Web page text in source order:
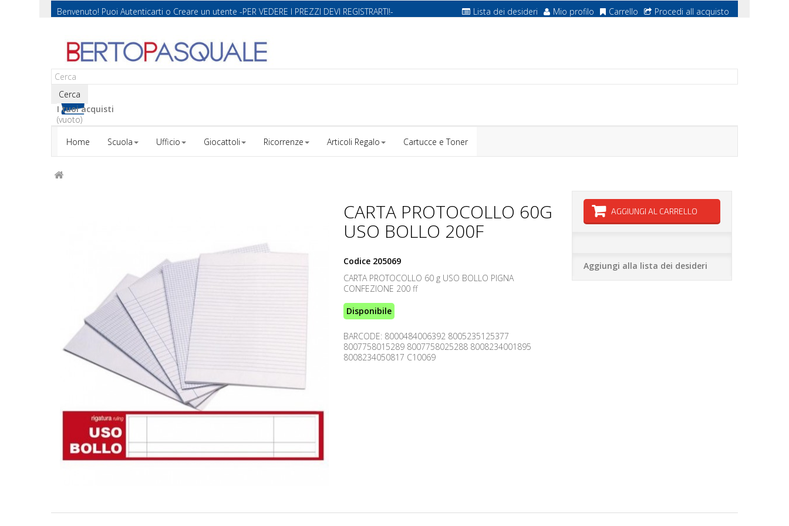
Benvenuto! Puoi Autenticarti o Creare un utente -PER VEDERE I PREZZI DEVI REGISTRARTI!- Lista dei desideri Mio profilo Carrello Procedi all acquisto
Cerca
I tuoi acquisti
(vuoto)
Home
Scuola Ufficio Giocattoli Ricorrenze Articoli Regalo Cartucce e Toner
CARTA PROTOCOLLO 60G
USO BOLLO 200F
Codice 205069
CARTA PROTOCOLLO 60 g USO BOLLO PIGNA
CONFEZIONE 200 ff
Disponibile
BARCODE: 8000484006392 8005235125377
8007758015289 8007758025288 8008234001895
8008234050817 C10069
AGGIUNGI AL CARRELLO
Aggiungi alla lista dei desideri